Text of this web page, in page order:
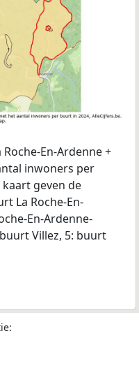
En-Ardenne +
inwoners per
geven de
La Roche-En-
En-Ardenne-
Villez, 5: buurt